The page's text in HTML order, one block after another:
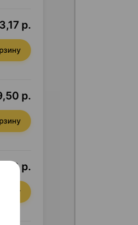
3,17 р.
р.
р.